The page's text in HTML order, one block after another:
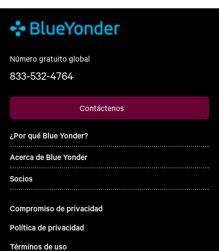
Número gratuito global
833-532-4764
Contáctenos
¿Por qué Blue Yonder?
Acerca de Blue Yonder
Socios
Compromiso de privacidad
Política de privacidad
Términos de uso